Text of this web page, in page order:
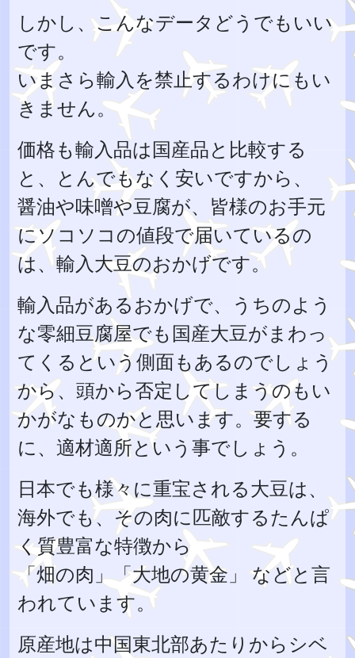
しかし、こんなデータどうでもいい
です。
いまさら輸入を禁止するわけにもい
きません。
価格も輸入品は国産品と比較する
と、とんでもなく安いですから、
醤油や味噌や豆腐が、皆様のお手元
にソコソコの値段で届いているの
は、輸入大豆のおかげです。
輸入品があるおかげで、うちのよう
な零細豆腐屋でも国産大豆がまわっ
てくるという側面もあるのでしょう
から、頭から否定してしまうのもい
かがなものかと思います。要する
に、適材適所という事でしょう。
日本でも様々に重宝される大豆は、
海外でも、その肉に匹敵するたんぱ
く質豊富な特徴から
「畑の肉」「大地の黄金」 などと言
われています。
原産地は中国東北部あたりからシベ